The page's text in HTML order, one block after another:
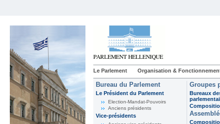
Le Parlement Organisation &
Bureau du Parlement
Le Président du Parlement
Election-Mandat-Pouvoirs
Anciens présidents
Vice-présidents
Groupes
Bureaux